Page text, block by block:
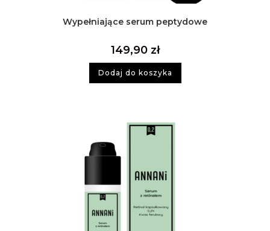
Wypełniające serum peptydowe
149,90 zł
Dodaj do koszyka